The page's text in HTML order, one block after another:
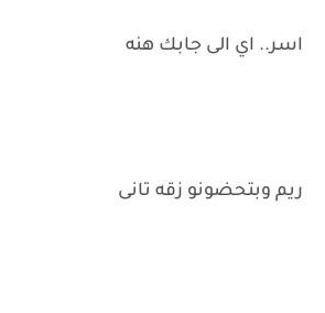
اسر.. اي الى جابك هنه
ريم وبتحضونو زقه تانى